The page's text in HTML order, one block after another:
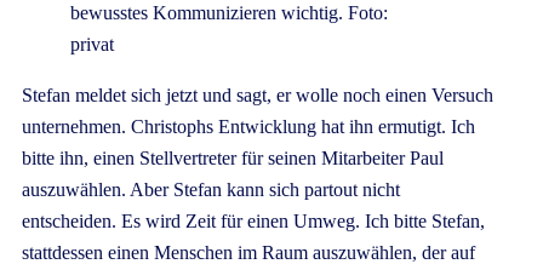
bewusstes Kommunizieren wichtig. Foto:
privat
Stefan meldet sich jetzt und sagt, er wolle noch einen Versuch
unternehmen. Christophs Entwicklung hat ihn ermutigt. Ich
bitte ihn, einen Stellvertreter für seinen Mitarbeiter Paul
auszuwählen. Aber Stefan kann sich partout nicht
entscheiden. Es wird Zeit für einen Umweg. Ich bitte Stefan,
stattdessen einen Menschen im Raum auszuwählen, der auf